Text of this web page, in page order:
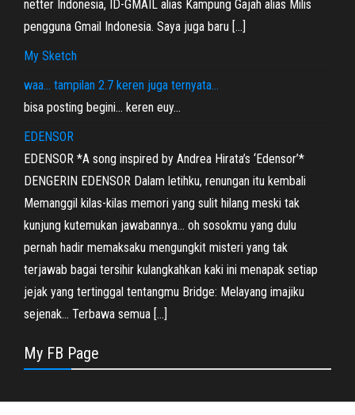
netter Indonesia, ID-GMAIL alias Kampung Gajah alias Milis
pengguna Gmail Indonesia. Saya juga baru […]
My Sketch
waa… tampilan 2.7 keren juga ternyata…
bisa posting begini… keren euy…
EDENSOR
EDENSOR *A song inspired by Andrea Hirata’s ‘Edensor’*
DENGERIN EDENSOR Dalam letihku, renungan itu kembali
Memanggil kilas-kilas memori yang sulit hilang meski tak
kunjung kutemukan jawabannya… oh sosokmu yang dulu
pernah hadir memaksaku mengungkit misteri yang tak
terjawab bagai tersihir kulangkahkan kaki ini menapak setiap
jejak yang tertinggal tentangmu Bridge: Melayang imajiku
sejenak… Terbawa semua […]
My FB Page